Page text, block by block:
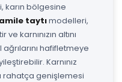
karın bölgesine
taytımodelleri,
karnınızın altını
hafifletmeye
Karnınız
rahatça genişlemesi